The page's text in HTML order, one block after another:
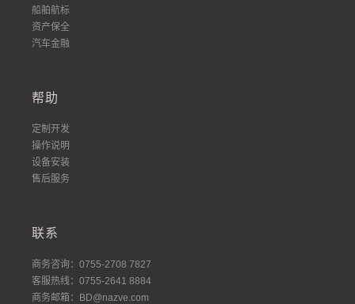
船舶航标
资产保全
汽车金融
帮助
定制开发
操作说明
设备安装
售后服务
联系
商务咨询：0755-2708 7827
客服热线：0755-2641 8884
商务邮箱：BD@nazve.com